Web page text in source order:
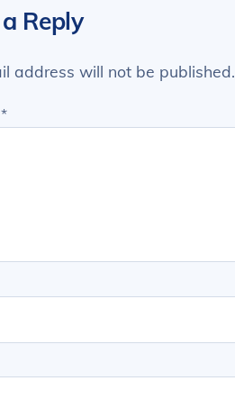
Reply
address will not be published.
*